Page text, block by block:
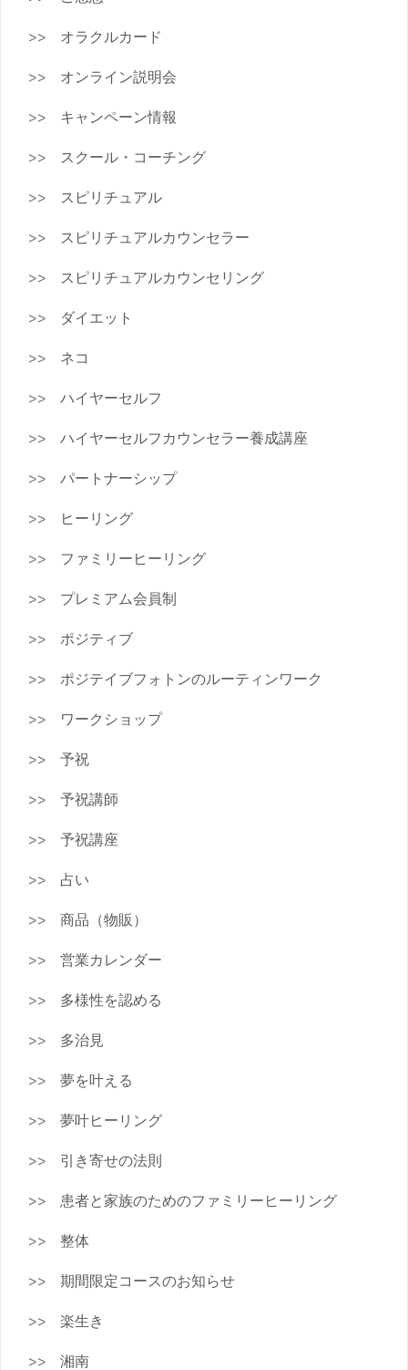
オラクルカード
オンライン説明会
キャンペーン情報
スクール・コーチング
スピリチュアル
スピリチュアルカウンセラー
スピリチュアルカウンセリング
ダイエット
ネコ
ハイヤーセルフ
ハイヤーセルフカウンセラー養成講座
パートナーシップ
ヒーリング
ファミリーヒーリング
プレミアム会員制
ポジティブ
ポジテイブフォトンのルーティンワーク
ワークショップ
予祝
予祝講師
予祝講座
占い
商品（物販）
営業カレンダー
多様性を認める
多治見
夢を叶える
夢叶ヒーリング
引き寄せの法則
患者と家族のためのファミリーヒーリング
整体
期間限定コースのお知らせ
楽生き
湘南